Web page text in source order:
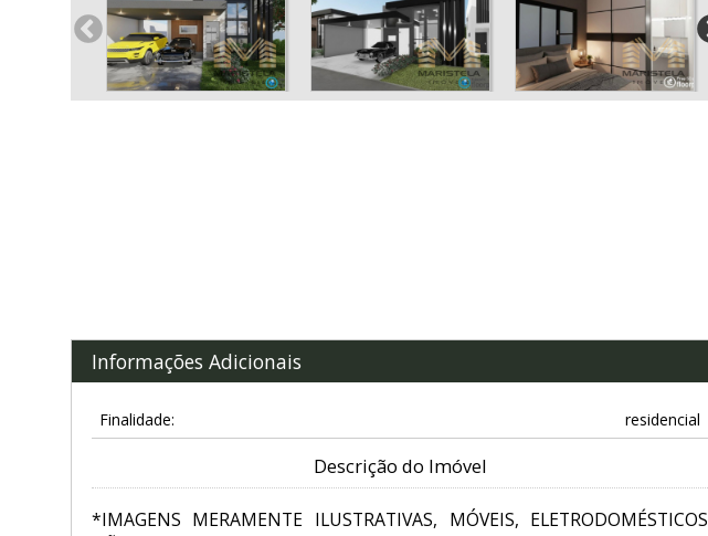
Informações Adicionais
Finalidade: residencial
Descrição do Imóvel
*IMAGENS MERAMENTE ILUSTRATIVAS, MÓVEIS, ELETRODOMÉSTICOS